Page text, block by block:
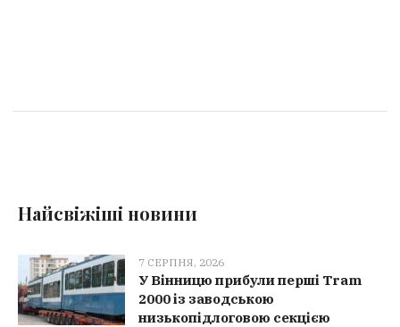
Найсвіжіші новини
7 СЕРПНЯ, 2026
У Вінницю прибули перші Tram
2000 із заводською
низькопідлоговою секцією